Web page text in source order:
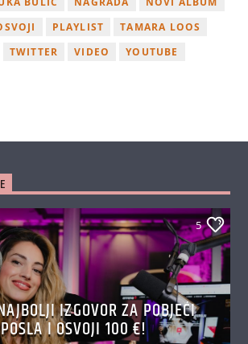
PLAYLIST
TAMARA LOOS
TWITTER VIDEO
YOUTUBE
5
IZGOVOR ZA POBJEĆI
I OSVOJI 100 €!